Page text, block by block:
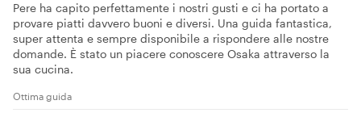
Pere ha capito perfettamente i nostri gusti e ci ha portato a
provare piatti davvero buoni e diversi. Una guida fantastica,
super attenta e sempre disponibile a rispondere alle nostre
domande. È stato un piacere conoscere Osaka attraverso la
sua cucina.
Ottima guida